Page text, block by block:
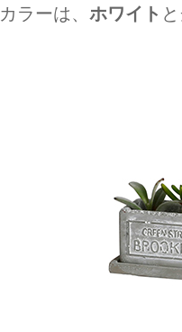
カラーは、 ホワイト と